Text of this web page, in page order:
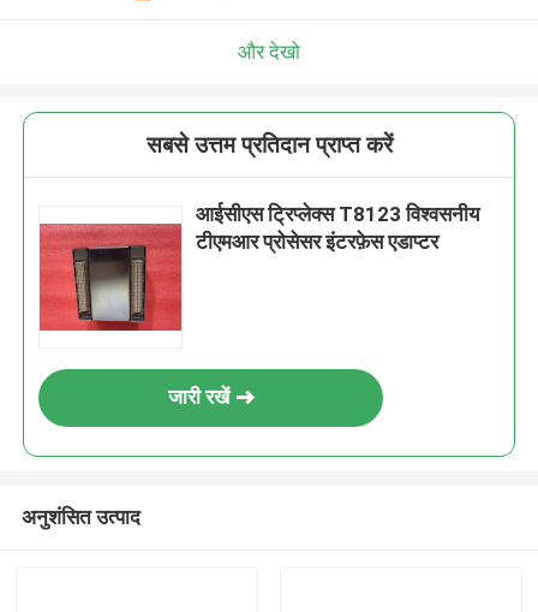
और देखो
सबसे उत्तम प्रतिदान प्राप्त करें
आईसीएस ट्रिप्लेक्स T8123 विश्वसनीय
टीएमआर प्रोसेसर इंटरफ़ेस एडाप्टर
जारी रखें
अनुशंसित उत्पाद